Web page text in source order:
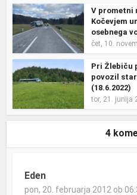
V prometni
Kočevjem
osebnega
čet, 10.
Pri Žlebiču
povozil
(18.6.2022)
tor, 21. junija
4
Eden
pon, 20. februarja 2012 ob